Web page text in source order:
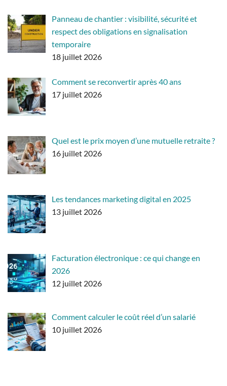
Panneau de chantier : visibilité, sécurité et
respect des obligations en signalisation
temporaire
18 juillet 2026
Comment se reconvertir après 40 ans
17 juillet 2026
Quel est le prix moyen d’une mutuelle retraite ?
16 juillet 2026
Les tendances marketing digital en 2025
13 juillet 2026
Facturation électronique : ce qui change en
2026
12 juillet 2026
Comment calculer le coût réel d’un salarié
10 juillet 2026